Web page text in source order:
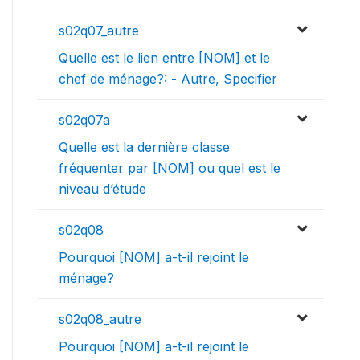
s02q07_autre
Quelle est le lien entre [NOM] et le
chef de ménage?: - Autre, Specifier
s02q07a
Quelle est la dernière classe
fréquenter par [NOM] ou quel est le
niveau d’étude
s02q08
Pourquoi [NOM] a-t-il rejoint le
ménage?
s02q08_autre
Pourquoi [NOM] a-t-il rejoint le